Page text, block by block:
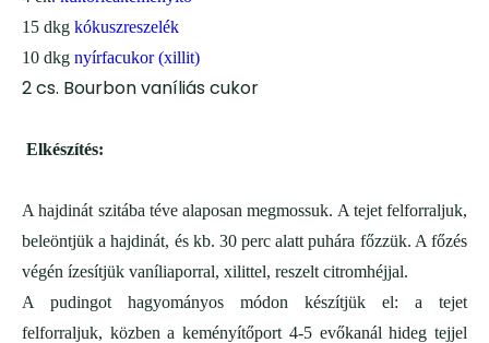
15 dkg kókuszreszelék
10 dkg nyírfacukor (xillit)
2 cs. Bourbon vaníliás cukor
Elkészítés:
A hajdinát szitába téve alaposan megmossuk. A tejet felforraljuk,
beleöntjük a hajdinát, és kb. 30 perc alatt puhára főzzük. A főzés
végén ízesítjük vaníliaporral, xilittel, reszelt citromhéjjal.
A pudingot hagyományos módon készítjük el: a tejet
felforraljuk, közben a keményítőport 4-5 evőkanál hideg tejjel